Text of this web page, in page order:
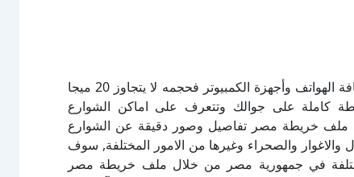
ملف خريطة مصر بالتفصيل بدون نت حجمها مناسب لكافة الهواتف وأجهزة الكمبيوتر فحجمه لا يتجاوز 20 ميجا
كاملة على جوالك وتتعرف على اماكن الشوارع
ملف خريطة مصر تفاصيل وصور دقيقة عن الشوارع
والاغوار والصحراء وغيرها من الامور المختلفة, سوف
في جمهورية مصر من خلال ملف خريطة مصر